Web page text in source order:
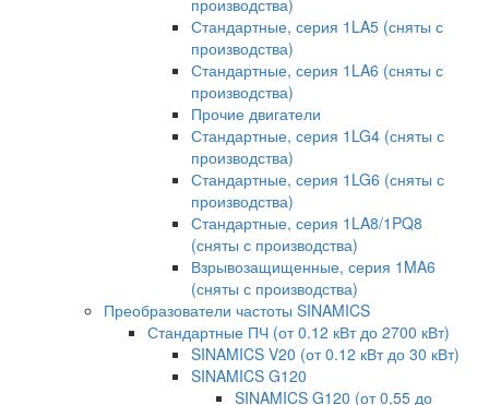
производства)
Стандартные, серия 1LA5 (сняты с
производства)
Стандартные, серия 1LA6 (сняты с
производства)
Прочие двигатели
Стандартные, серия 1LG4 (сняты с
производства)
Стандартные, серия 1LG6 (сняты с
производства)
Стандартные, серия 1LA8/1PQ8
(сняты с производства)
Взрывозащищенные, серия 1MA6
(сняты с производства)
Преобразователи частоты SINAMICS
Стандартные ПЧ (от 0.12 кВт до 2700 кВт)
SINAMICS V20 (от 0.12 кВт до 30 кВт)
SINAMICS G120
SINAMICS G120 (от 0,55 до